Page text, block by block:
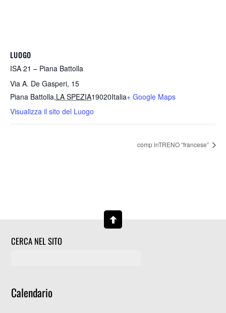
LUOGO
ISA 21 – Piana Battolla
Via A. De Gasperi, 15
Piana Battolla,LA SPEZIA19020Italia+ Google Maps
Visualizza il sito del Luogo
comp inTRENO “francese”
CERCA NEL SITO
Calendario